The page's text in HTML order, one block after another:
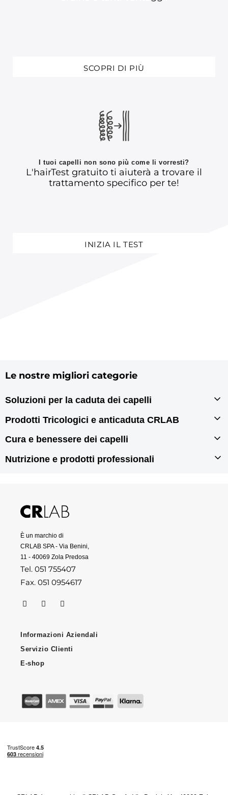
SCOPRI DI PIÙ
I tuoi capelli non sono più come li vorresti?
L'hairTest gratuito ti aiuterà a trovare il
trattamento specifico per te!
INIZIA IL TEST
Le nostre migliori categorie
Soluzioni per la caduta dei capelli
Infoltimento capelli
Prodotti Tricologici e anticaduta CRLAB
Prodotti tricologici
Prodotti antiforfora
Cura e benessere dei capelli
Prodotti per doppie punte
Nutrizione e prodotti professionali
Prodotti professionali per capelli
È un marchio di
CRLAB SPA - Via Benini,
11 - 40069 Zola Predosa
Tel. 051 755407
Fax. 051 0954617
Informazioni Aziendali
Servizio Clienti
E-shop